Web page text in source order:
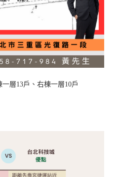
層13戶、右棟一層10戶